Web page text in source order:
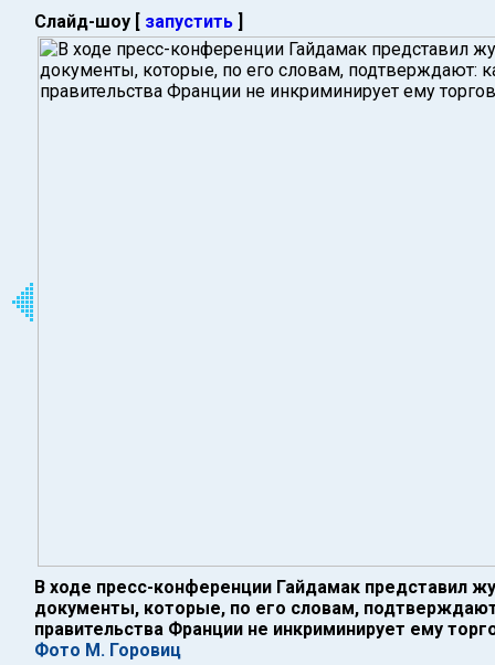
Слайд-шоу [ запустить ]
В ходе пресс-конференции Гайдамак представил
документы, которые, по его словам,
правительства Франции не инкриминирует ему
Фото М. Горовиц